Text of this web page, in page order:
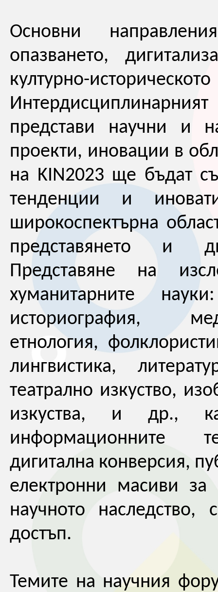
Основни
опазването,
културно-
представи научни и
проекти, иновации в
на KIN2023 ще бъдат
тенденции и
широкоспектърна
представянето и
Представяне на
хуманитарните
историография,
етнология,
лингвистика,
театрално изкуство,
изкуства, и др.,
информационните
дигитална конверсия,
електронни масиви за
научното наследство,
достъп.
Темите на научния